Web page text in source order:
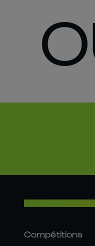
Compétitions